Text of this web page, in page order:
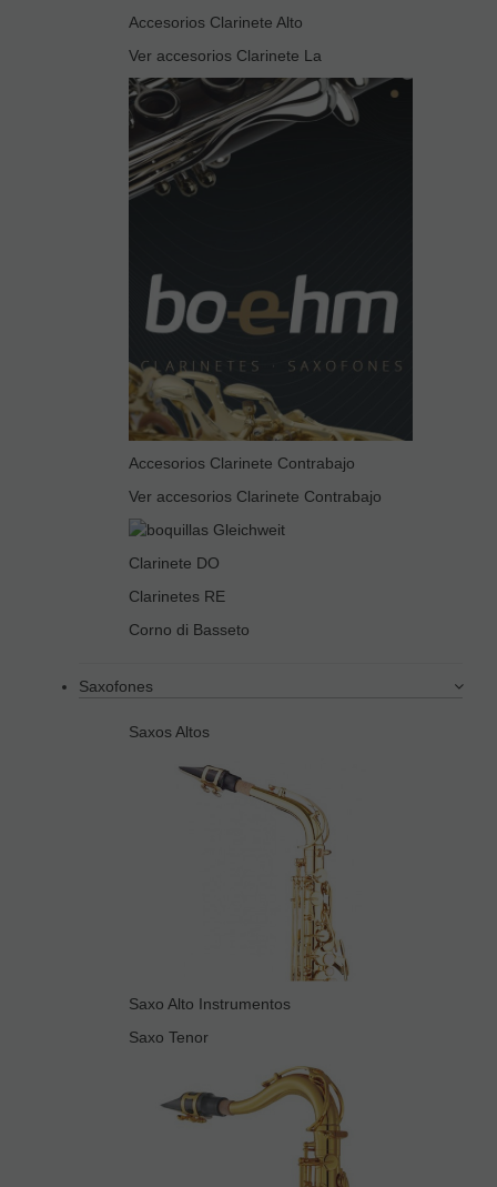
Accesorios Clarinete Alto
Ver accesorios Clarinete La
Accesorios Clarinete Contrabajo
Ver accesorios Clarinete Contrabajo
Clarinete DO
Clarinetes RE
Corno di Basseto
Saxofones
Saxos Altos
Saxo Alto Instrumentos
Saxo Tenor